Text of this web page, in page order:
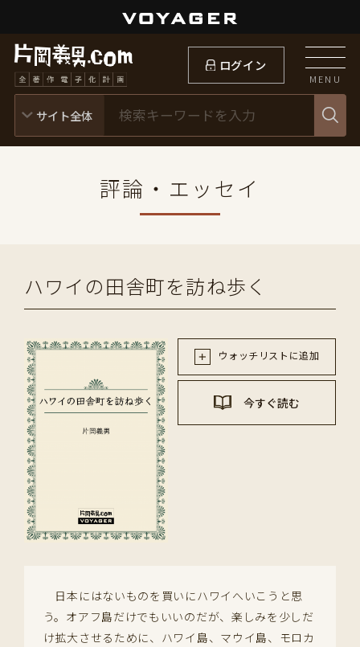
ログイン
MENU
評論・エッセイ
ハワイの田舎町を訪ね歩く
ウォッチリストに追加
今すぐ読む
日本にはないものを買いにハワイへいこうと思
う。オアフ島だけでもいいのだが、楽しみを少しだ
け拡大させるために、ハワイ島、マウイ島、モロカ